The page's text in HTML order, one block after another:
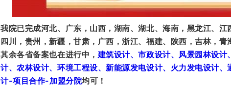
我院已完成河北、广东，山西，湖南、湖北、海南，黑龙江、江
四川，贵州，新疆，甘肃，广西，浙江、福建、陕西，吉林，青
其余各省备案也在进行中， 建筑设计、市政设计、风景园林设计
计、农林设计、环境工程设、新能源发电设计、火力发电设计、
计-项目合作-加盟分院均可！